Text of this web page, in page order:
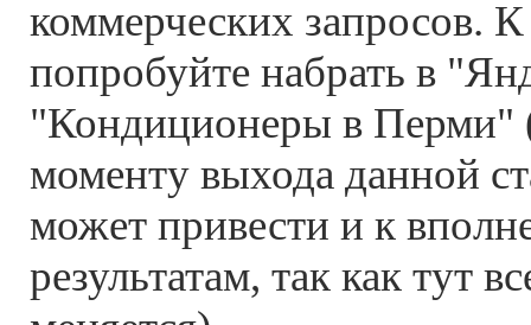
коммерческих запросов.
попробуйте набрать в
"Кондиционеры в Перми"
моменту выхода данной
может привести и к
результатам, так как тут